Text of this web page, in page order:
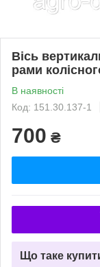
Вісь
рами
В наявності
Код: 151.30.137-1
700 ₴
Що таке